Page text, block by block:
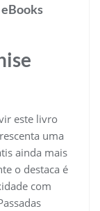
eBooks
este livro
uma
ainda mais
o destaca é
com